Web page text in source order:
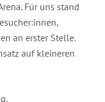
Für uns stand
an erster Stelle.
auf kleineren